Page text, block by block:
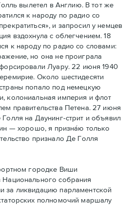
вылетел в Англию. В тот же
к народу по радио со
и запросил у немцев
вздохнула с облегчением. 18
к народу по радио со словами:
но она не проиграла
Луару. 22 июня 1940
Около шестидесяти
попало под немецкую
колониальная империя и флот
правительства Петена. 27 июня
на Даунинг-стрит и объявил
— хорошо, я признáю только
признало Де Голля
городке Виши
Национального собрания
за ликвидацию парламентской
полномочий маршалу